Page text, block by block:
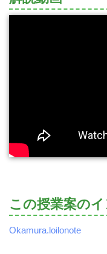
この授業案の
Okamura.loilonote